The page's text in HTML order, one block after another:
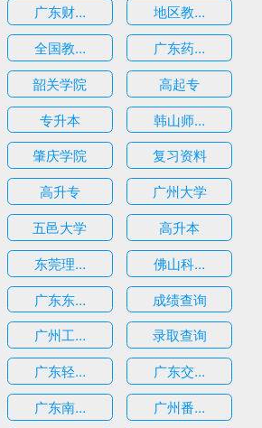
广东财...
地区教...
全国教...
广东药...
韶关学院
高起专
专升本
韩山师...
肇庆学院
复习资料
高升专
广州大学
五邑大学
高升本
东莞理...
佛山科...
广东东...
成绩查询
广州工...
录取查询
广东轻...
广东交...
广东南...
广州番...